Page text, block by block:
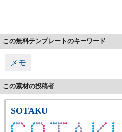
この無料テンプレートのキーワード
メモ
この素材の投稿者
SOTAKU